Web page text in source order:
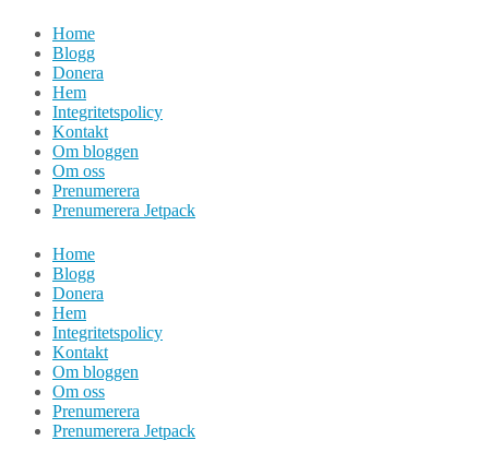
Hoppa
innehåll
Home
Blogg
Donera
Hem
Integritetspolicy
Kontakt
Om bloggen
Om oss
Prenumerera
Prenumerera Jetpack
Home
Blogg
Donera
Hem
Integritetspolicy
Kontakt
Om bloggen
Om oss
Prenumerera
Prenumerera Jetpack